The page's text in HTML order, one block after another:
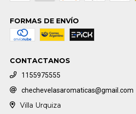
FORMAS DE ENVÍO
CONTACTANOS
1155975555
chechevelasaromaticas@gmail.com
Villa Urquiza